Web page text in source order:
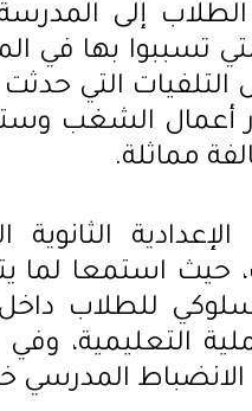
إلى
تسببوا بها في
التي
أعمال الشغب
مماثلة.
الثانوية
استمعا لما
للطلاب
التعليمية، وفي
الانضباط المدرسي